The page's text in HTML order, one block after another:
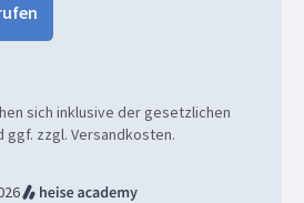
sich inklusive der gesetzlichen
ggf. zzgl. Versandkosten.